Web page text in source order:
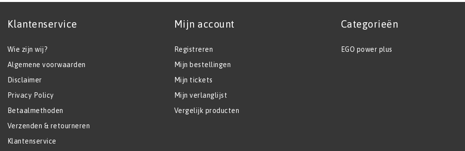
Klantenservice
Wie zijn wij?
Algemene voorwaarden
Disclaimer
Privacy Policy
Betaalmethoden
Verzenden & retourneren
Klantenservice
Mijn account
Registreren
Mijn bestellingen
Mijn tickets
Mijn verlanglijst
Vergelijk producten
Categorieën
EGO power plus